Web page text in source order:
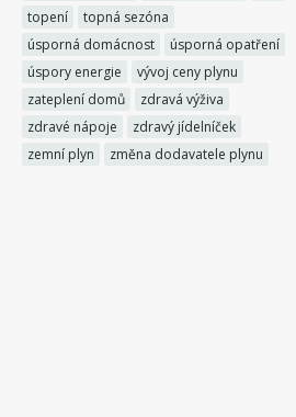
topení
topná sezóna
úsporná domácnost
úsporná opatření
úspory energie
vývoj ceny plynu
zateplení domů
zdravá výživa
zdravé nápoje
zdravý jídelníček
zemní plyn
změna dodavatele plynu